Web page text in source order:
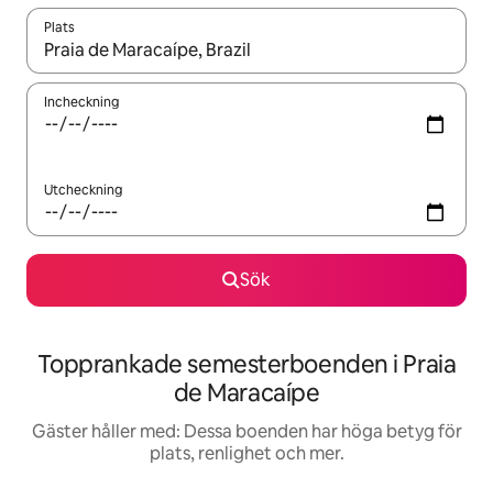
Plats
När resultaten är tillgängliga kan du navigera med upp- och
Incheckning
Utcheckning
Sök
Topprankade semesterboenden i Praia
de Maracaípe
Gäster håller med: Dessa boenden har höga betyg för
plats, renlighet och mer.